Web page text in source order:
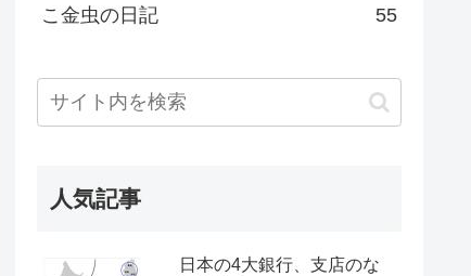
こ金虫の日記 55
人気記事
日本の4大銀行、支店のな